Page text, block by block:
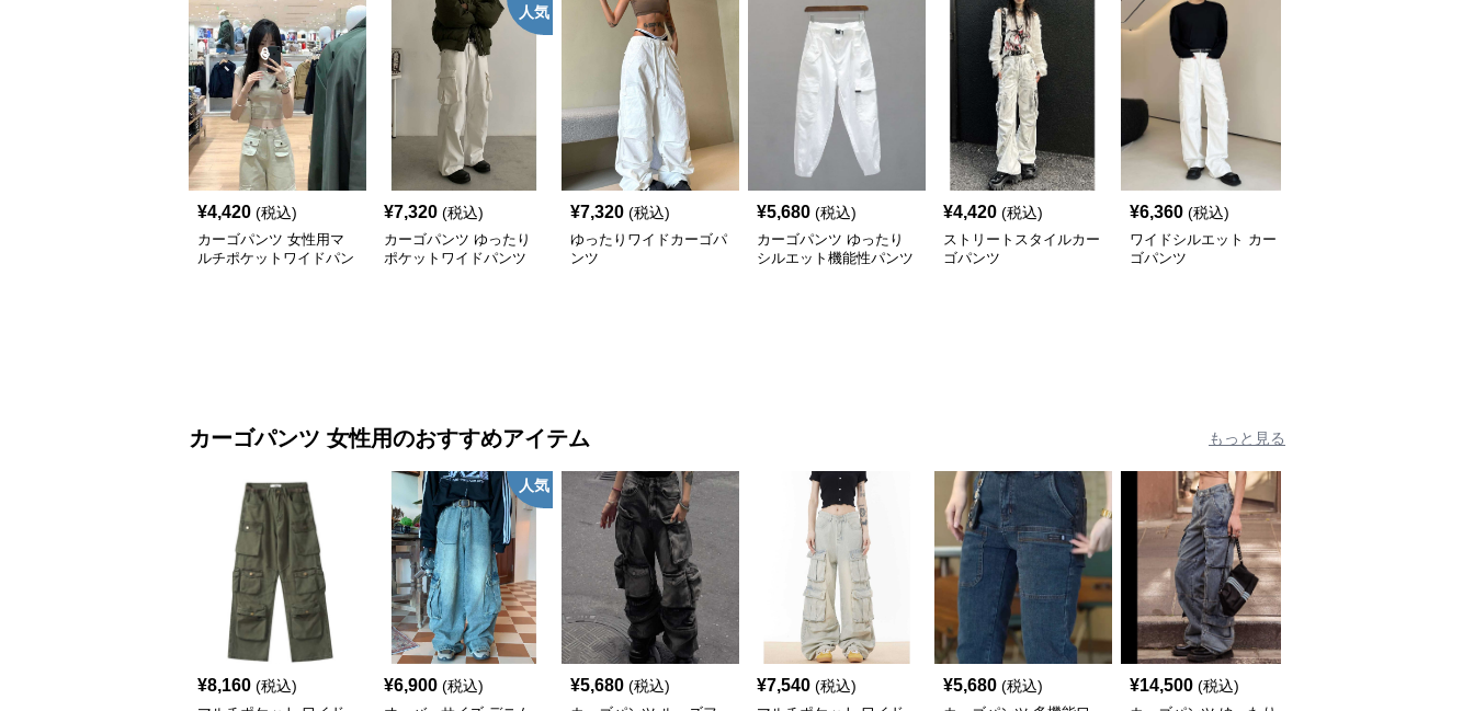
¥4,420 (税込)
カーゴパンツ 女性用マ
ルチポケットワイドパン
人気
¥7,320 (税込)
カーゴパンツ ゆったり
ポケットワイドパンツ
¥7,320 (税込)
ゆったりワイドカーゴパ
ンツ
¥5,680 (税込)
カーゴパンツ ゆったり
シルエット機能性パンツ
¥4,420 (税込)
ストリートスタイルカー
ゴパンツ
¥6,360 (税込)
ワイドシルエット カー
ゴパンツ
カーゴパンツ 女性用のおすすめアイテム もっと見る
¥8,160 (税込)
人気
¥6,900 (税込) ¥5,680 (税込) ¥7,540 (税込) ¥5,680 (税込) ¥14,500 (税込)